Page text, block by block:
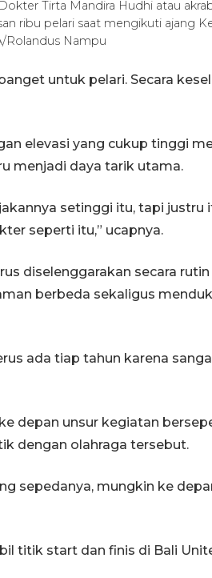
Tirta Mandira Hudhi atau
ribu pelari saat mengikuti ajang
Rolandus Nampu
untuk pelari. Secara
elevasi yang cukup tinggi
menjadi daya tarik utama.
setinggi itu, tapi justru
seperti itu,” ucapnya.
diselenggarakan secara
berbeda sekaligus
ada tiap tahun karena
depan unsur kegiatan
dengan olahraga tersebut.
sepedanya, mungkin ke
titik start dan finis di Bali